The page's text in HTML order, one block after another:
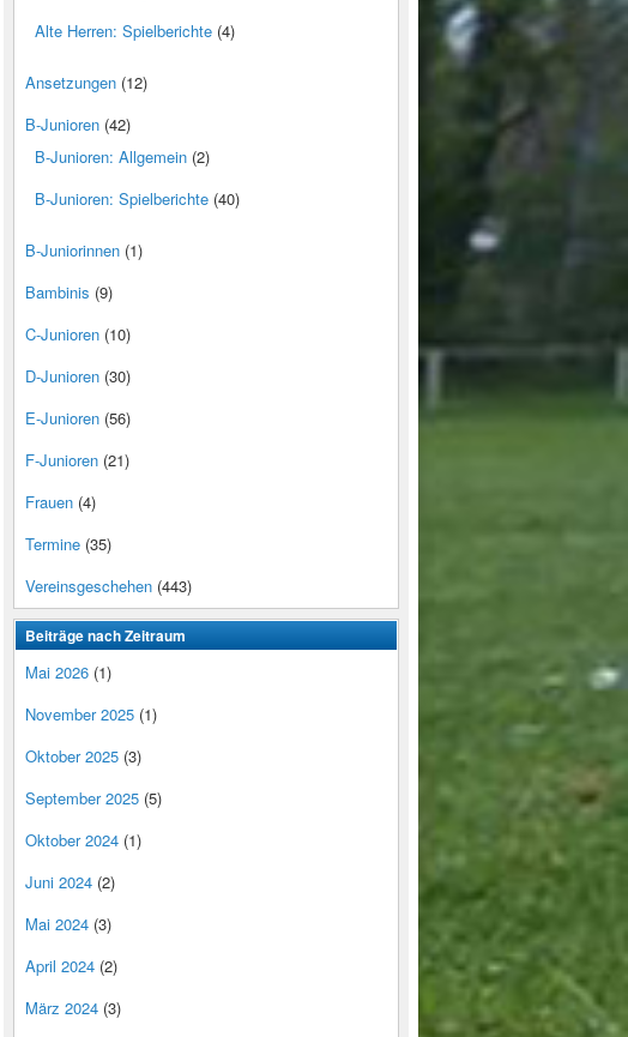
Alte Herren: Spielberichte (4)
Ansetzungen (12)
B-Junioren (42)
B-Junioren: Allgemein (2)
B-Junioren: Spielberichte (40)
B-Juniorinnen (1)
Bambinis (9)
C-Junioren (10)
D-Junioren (30)
E-Junioren (56)
F-Junioren (21)
Frauen (4)
Termine (35)
Vereinsgeschehen (443)
Beiträge nach Zeitraum
Mai 2026 (1)
November 2025 (1)
Oktober 2025 (3)
September 2025 (5)
Oktober 2024 (1)
Juni 2024 (2)
Mai 2024 (3)
April 2024 (2)
März 2024 (3)